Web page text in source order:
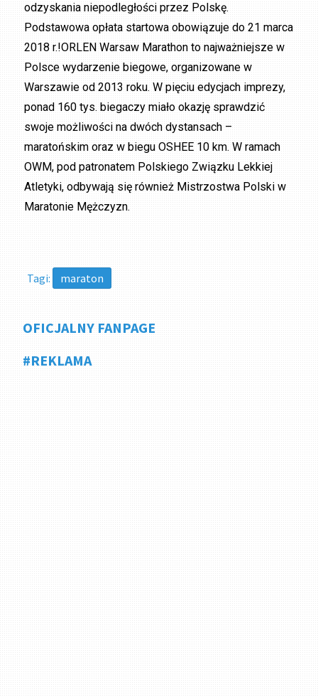
odzyskania niepodległości przez Polskę.
Podstawowa opłata startowa obowiązuje do 21 marca
2018 r.!ORLEN Warsaw Marathon to najważniejsze w
Polsce wydarzenie biegowe, organizowane w
Warszawie od 2013 roku. W pięciu edycjach imprezy,
ponad 160 tys. biegaczy miało okazję sprawdzić
swoje możliwości na dwóch dystansach –
maratońskim oraz w biegu OSHEE 10 km. W ramach
OWM, pod patronatem Polskiego Związku Lekkiej
Atletyki, odbywają się również Mistrzostwa Polski w
Maratonie Mężczyzn.
Tagi: maraton
OFICJALNY FANPAGE
#REKLAMA